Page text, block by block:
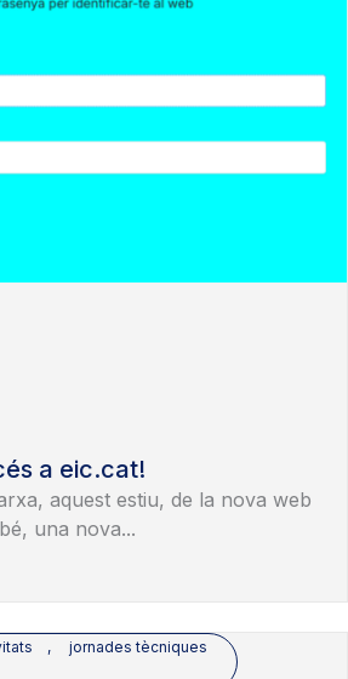
a eic.cat!
aquest estiu, de la nova web
una nova...
, jornades tècniques